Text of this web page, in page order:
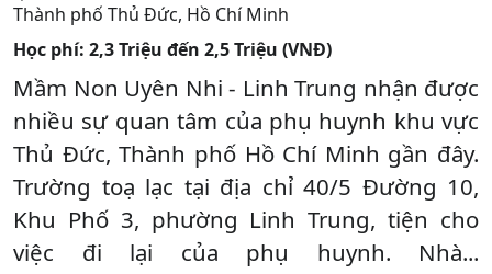
Thành phố Thủ Đức, Hồ Chí Minh
Học phí: 2,3 Triệu đến 2,5 Triệu (VNĐ)
Mầm Non Uyên Nhi - Linh Trung nhận được
nhiều sự quan tâm của phụ huynh khu vực
Thủ Đức, Thành phố Hồ Chí Minh gần đây.
Trường toạ lạc tại địa chỉ 40/5 Đường 10,
Khu Phố 3, phường Linh Trung, tiện cho
việc đi lại của phụ huynh. Nhà...